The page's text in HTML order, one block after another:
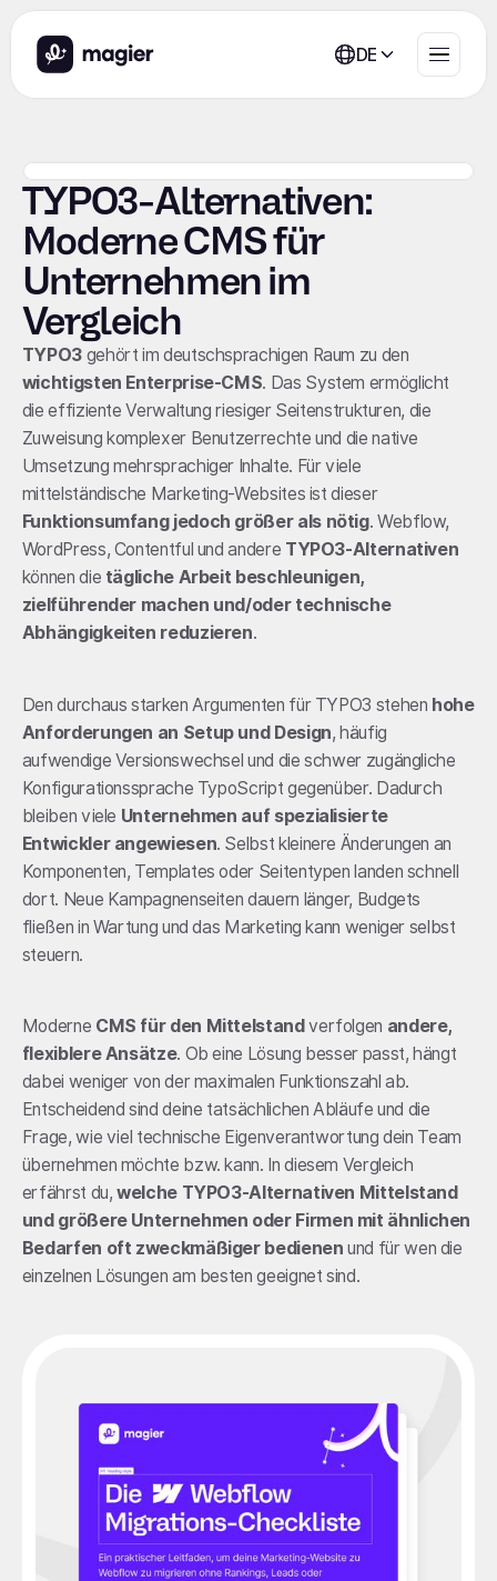
DE
TYPO3-Alternativen:
Moderne CMS für
Unternehmen im
Vergleich
TYPO3gehört im deutschsprachigen Raum zu den
wichtigsten Enterprise-CMS. Das System ermöglicht
die effiziente Verwaltung riesiger Seitenstrukturen, die
Zuweisung komplexer Benutzerrechte und die native
Umsetzung mehrsprachiger Inhalte. Für viele
mittelständische Marketing-Websites ist dieser
Funktionsumfang jedoch größer als nötig. Webflow,
WordPress, Contentful und andere TYPO3-Alternativen
können die tägliche Arbeit beschleunigen,
zielführender machen und/oder technische
Abhängigkeiten reduzieren.
Den durchaus starken Argumenten für TYPO3 stehen hohe
Anforderungen an Setup und Design, häufig
aufwendige Versionswechsel und die schwer zugängliche
Konfigurationssprache TypoScript gegenüber. Dadurch
bleiben viele Unternehmen auf spezialisierte
Entwickler angewiesen. Selbst kleinere Änderungen an
Komponenten, Templates oder Seitentypen landen schnell
dort. Neue Kampagnenseiten dauern länger, Budgets
fließen in Wartung und das Marketing kann weniger selbst
steuern.
Moderne CMS für den Mittelstand verfolgen andere,
flexiblere Ansätze. Ob eine Lösung besser passt, hängt
dabei weniger von der maximalen Funktionszahl ab.
Entscheidend sind deine tatsächlichen Abläufe und die
Frage, wie viel technische Eigenverantwortung dein Team
übernehmen möchte bzw. kann. In diesem Vergleich
erfährst du,welche TYPO3-Alternativen Mittelstand
und größere Unternehmen oder Firmen mit ähnlichen
Bedarfen oft zweckmäßiger bedienen und für wen die
einzelnen Lösungen am besten geeignet sind.